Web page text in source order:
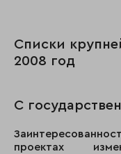
Списки
2008 год
С
проектах